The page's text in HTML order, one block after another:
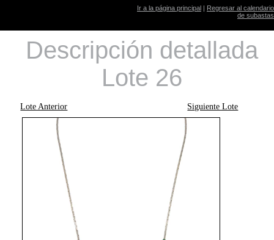
Ir a la página principal | Regresar al calendario
de subastas
Descripción detallada
Lote 26
Lote Anterior Siguiente Lote